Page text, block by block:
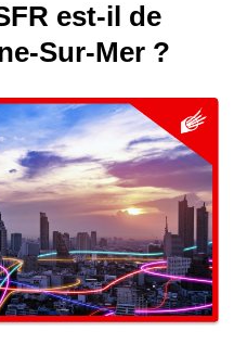
est-il de
Sur-Mer ?